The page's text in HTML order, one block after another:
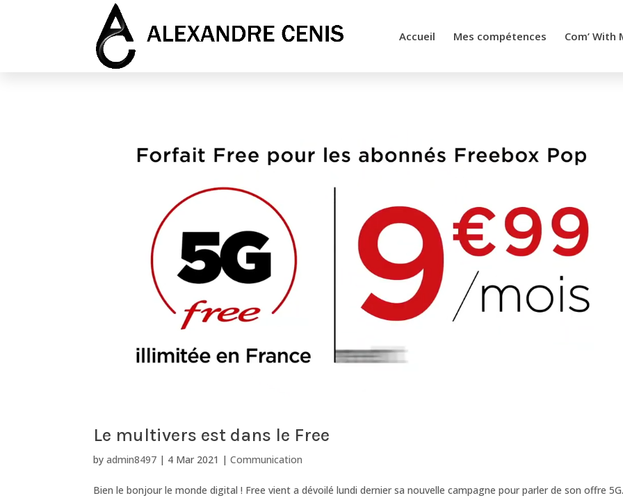
Accueil Mes compétences Com’ With
Le multivers est dans le Free
byadmin8497 | 4 Mar 2021 |Communication
Bien le bonjour le monde digital ! Free vient a dévoilé lundi dernier sa nouvelle campagne pour parler de son offre